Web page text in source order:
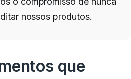
nossos produtos.
que